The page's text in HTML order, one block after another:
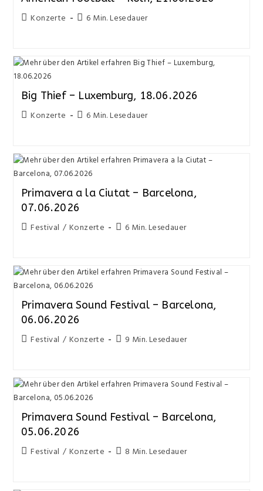
Konzerte 6 Min. Lesedauer
Big Thief – Luxemburg, 18.06.2026
Konzerte 6 Min. Lesedauer
Primavera a la Ciutat – Barcelona,
07.06.2026
Festival / Konzerte 6 Min. Lesedauer
Primavera Sound Festival – Barcelona,
06.06.2026
Festival / Konzerte 9 Min. Lesedauer
Primavera Sound Festival – Barcelona,
05.06.2026
Festival / Konzerte 8 Min. Lesedauer